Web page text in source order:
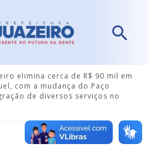
elimina cerca de R$ 90 mil em
com a mudança do Paço
de diversos serviços no